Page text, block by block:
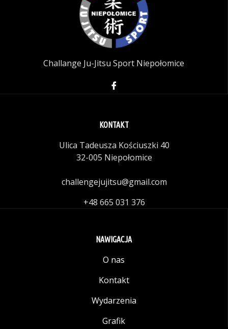
Challange Ju-Jitsu Sport Niepołomice
KONTAKT
Ulica Tadeusza Kościuszki 40
32-005 Niepołomice
challengejujitsu@gmail.com
+48 665 031 376
NAWIGACJA
O nas
Kontakt
Wydarzenia
Grafik